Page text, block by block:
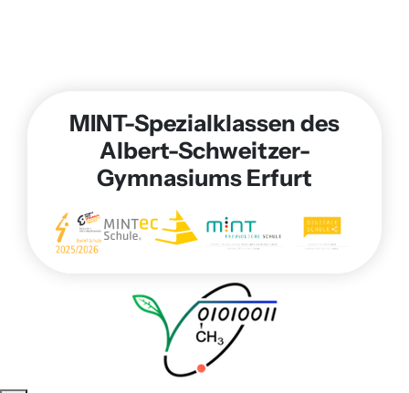
MINT-Spezialklassen des
Albert-Schweitzer-
Gymnasiums Erfurt